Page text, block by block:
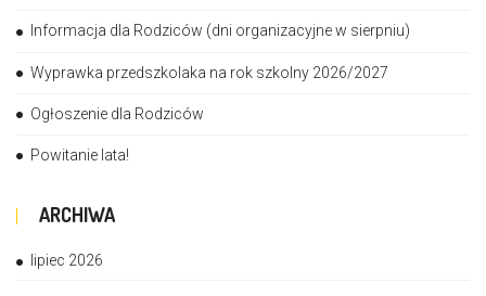
Informacja dla Rodziców (dni organizacyjne w sierpniu)
Wyprawka przedszkolaka na rok szkolny 2026/2027
Ogłoszenie dla Rodziców
Powitanie lata!
ARCHIWA
lipiec 2026